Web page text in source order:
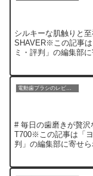
シルキーな肌触りと
SHAVER※この記事
ミ・評判」の編集部
# 毎日の歯磨きが贅
T700※この記事は「
判」の編集部に寄せ